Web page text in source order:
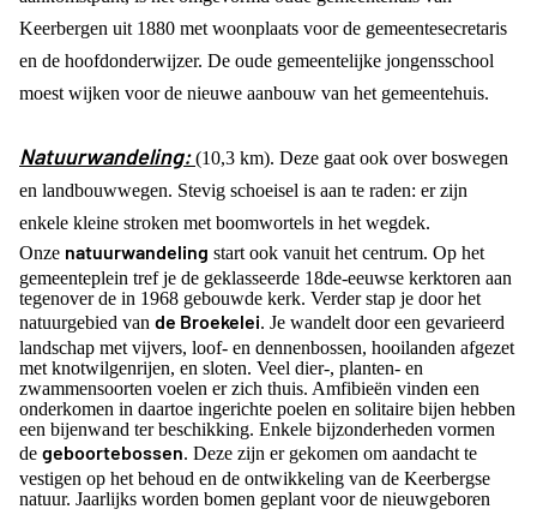
Keerbergen uit 1880 met woonplaats voor de gemeentesecretaris
en de hoofdonderwijzer. De oude gemeentelijke jongensschool
moest wijken voor de nieuwe aanbouw van het gemeentehuis.
Natuurwandeling:(10,3 km). Deze gaat ook over boswegen
en landbouwwegen. Stevig schoeisel is aan te raden: er zijn
enkele kleine stroken met boomwortels in het wegdek.
Onze natuurwandeling start ook vanuit het centrum. Op het
gemeenteplein tref je de geklasseerde 18de-eeuwse kerktoren aan
tegenover de in 1968 gebouwde kerk. Verder stap je door het
natuurgebied van de Broekelei. Je wandelt door een gevarieerd
landschap met vijvers, loof- en dennenbossen, hooilanden afgezet
met knotwilgenrijen, en sloten. Veel dier-, planten- en
zwammensoorten voelen er zich thuis. Amfibieën vinden een
onderkomen in daartoe ingerichte poelen en solitaire bijen hebben
een bijenwand ter beschikking. Enkele bijzonderheden vormen
de geboortebossen. Deze zijn er gekomen om aandacht te
vestigen op het behoud en de ontwikkeling van de Keerbergse
natuur. Jaarlijks worden bomen geplant voor de nieuwgeboren